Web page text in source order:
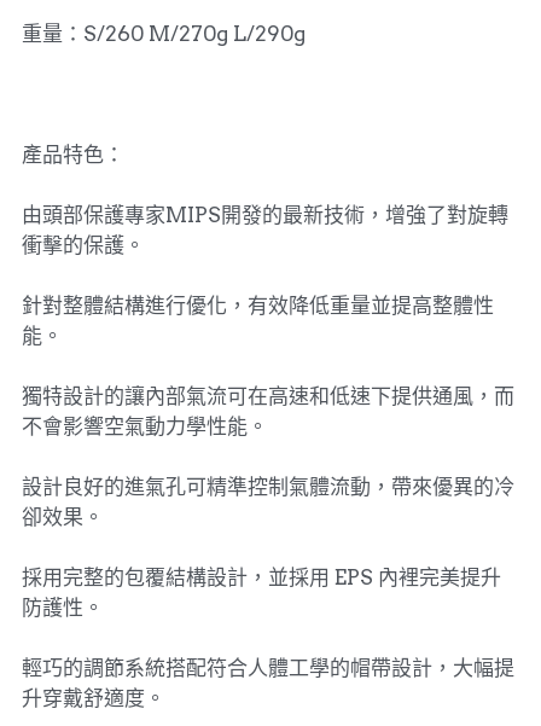
重量：S/260 M/270g L/290g
產品特色：
由頭部保護專家MIPS開發的最新技術，增強了對旋轉
衝擊的保護。
針對整體結構進行優化，有效降低重量並提高整體性
能。
獨特設計的讓內部氣流可在高速和低速下提供通風，而
不會影響空氣動力學性能。
設計良好的進氣孔可精準控制氣體流動，帶來優異的冷
卻效果。
採用完整的包覆結構設計，並採用 EPS 內裡完美提升
防護性。
輕巧的調節系統搭配符合人體工學的帽帶設計，大幅提
升穿戴舒適度。